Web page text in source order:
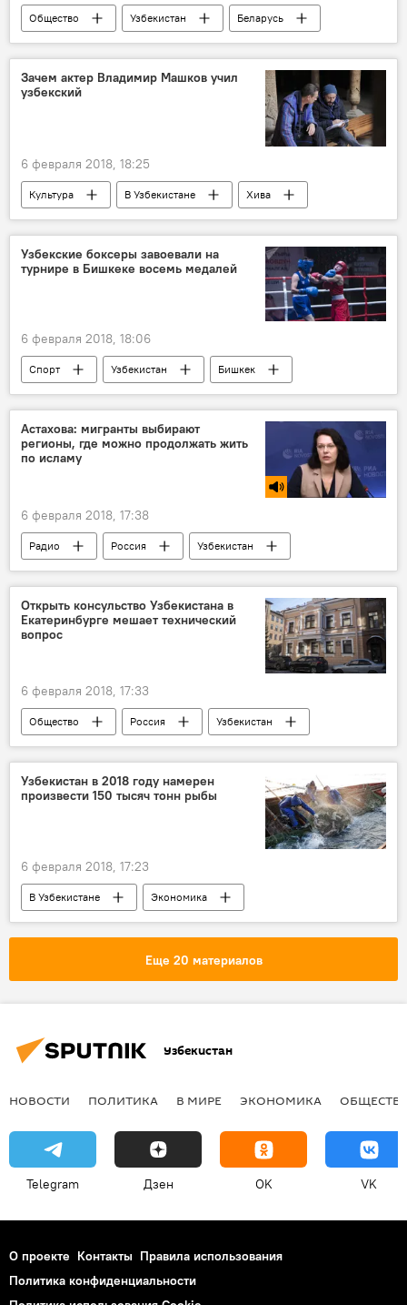
Общество Узбекистан
Беларусь
Рустам Джураев
МЧС Узбекистана
спасатели
Зачем актер Владимир Машков учил
узбекский
6 февраля 2018, 18:25
Культура В Узбекистане
Хива
Карен Оганесян
Владимир Машков
Узбекские боксеры завоевали на
турнире в Бишкеке восемь медалей
6 февраля 2018, 18:06
Спорт Узбекистан
Бишкек
Бокс
Астахова: мигранты выбирают
регионы, где можно продолжать жить
по исламу
6 февраля 2018, 17:38
Радио Россия
Узбекистан
Таджикистан
миграционное законодательство РФ
Мигранты
Открыть консульство Узбекистана в
Екатеринбурге мешает технический
вопрос
6 февраля 2018, 17:33
Общество Россия Узбекистан
Узбекистан в 2018 году намерен
произвести 150 тысяч тонн рыбы
6 февраля 2018, 17:23
В Узбекистане
Экономика
Ташкентская область
Хорезмская область
Еще 20 материалов
Узбекистан
НОВОСТИ ПОЛИТИКА В МИРЕ ЭКОНОМИКА
Telegram Дзен OK VK
О проекте Контакты Правила использования
Политика конфиденциальности